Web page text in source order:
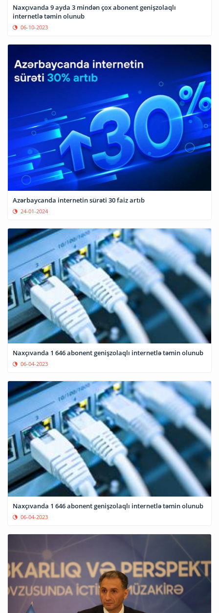
Naxçıvanda 9 ayda 3 mindən çox abonent genişzolaqlı
internetlə təmin olunub
06-10-2023
Azərbaycanda internetin sürəti 30 faiz artıb
24-01-2024
Naxçıvanda 1 646 abonent genişzolaqlı internetlə təmin olunub
06-04-2023
Naxçıvanda 1 646 abonent genişzolaqlı internetlə təmin olunub
06-04-2023